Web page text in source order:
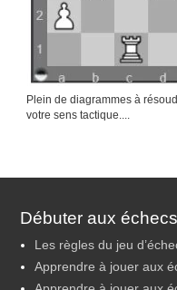
Plein de diagrammes à
votre sens tactique....
Débuter aux échecs
Les règles du jeu
Apprendre à jouer aux